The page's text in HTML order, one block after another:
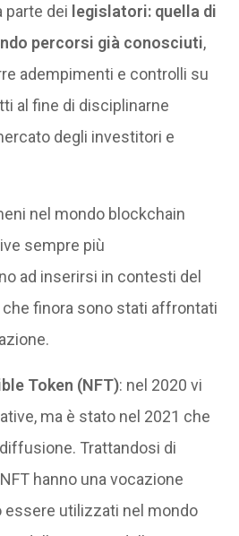
parte dei legislatori: quella di
percorsi già conosciuti,
adempimenti e controlli su
al fine di disciplinarne
degli investitori e
nel mondo blockchain
sempre più
ad inserirsi in contesti del
finora sono stati affrontati
Token (NFT): nel 2020 vi
ma è stato nel 2021 che
Trattandosi di
hanno una vocazione
utilizzati nel mondo